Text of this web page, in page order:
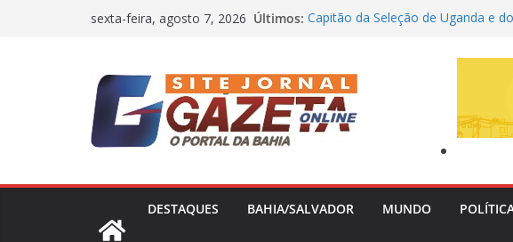
sexta-feira, agosto 7, 2026 Últimos: Capitão da Seleção de Uganda e
Athletico e exalta variações táticas
Nikolas Ferreira tenta convencer
Presidência e focar no Senado em
Três Jovens somem após festas e
DESTAQUES
BAHIA/SALVADOR MUNDO